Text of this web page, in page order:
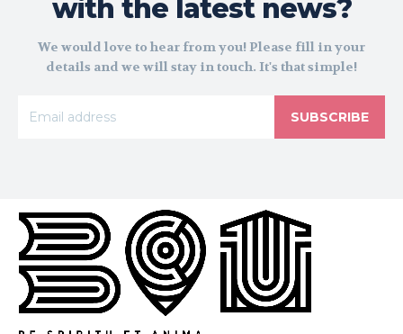
with the latest news?
We would love to hear from you! Please fill in your
details and we will stay in touch. It's that simple!
SUBSCRIBE